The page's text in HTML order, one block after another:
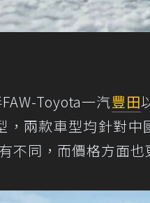
Toyota一汽豐田
，兩款車型均針對
不同，而價格方面也